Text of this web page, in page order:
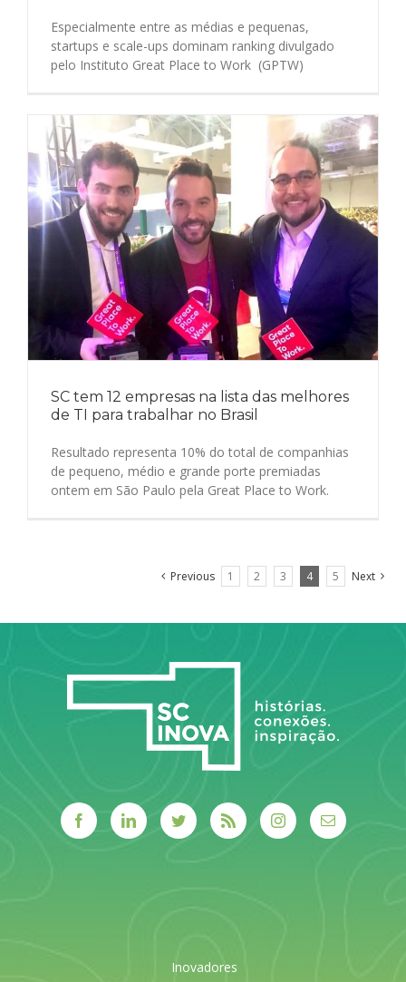
Especialmente entre as médias e pequenas,
startups e scale-ups dominam ranking divulgado
pelo Instituto Great Place to Work (GPTW)
SC tem 12 empresas na lista das melhores
de TI para trabalhar no Brasil
Resultado representa 10% do total de companhias
de pequeno, médio e grande porte premiadas
ontem em São Paulo pela Great Place to Work.
Previous 1 2 3 4 5 Next
Inovadores